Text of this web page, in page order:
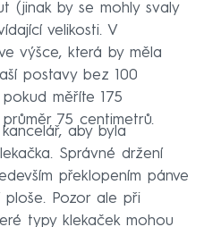
(jinak by se mohly svaly
velikosti. V
výšce, která by měla
postavy bez 100
měříte 175
75 centimetrů.
aby byla
Správné držení
překlopením pánve
ploše. Pozor ale při
typy klekaček mohou